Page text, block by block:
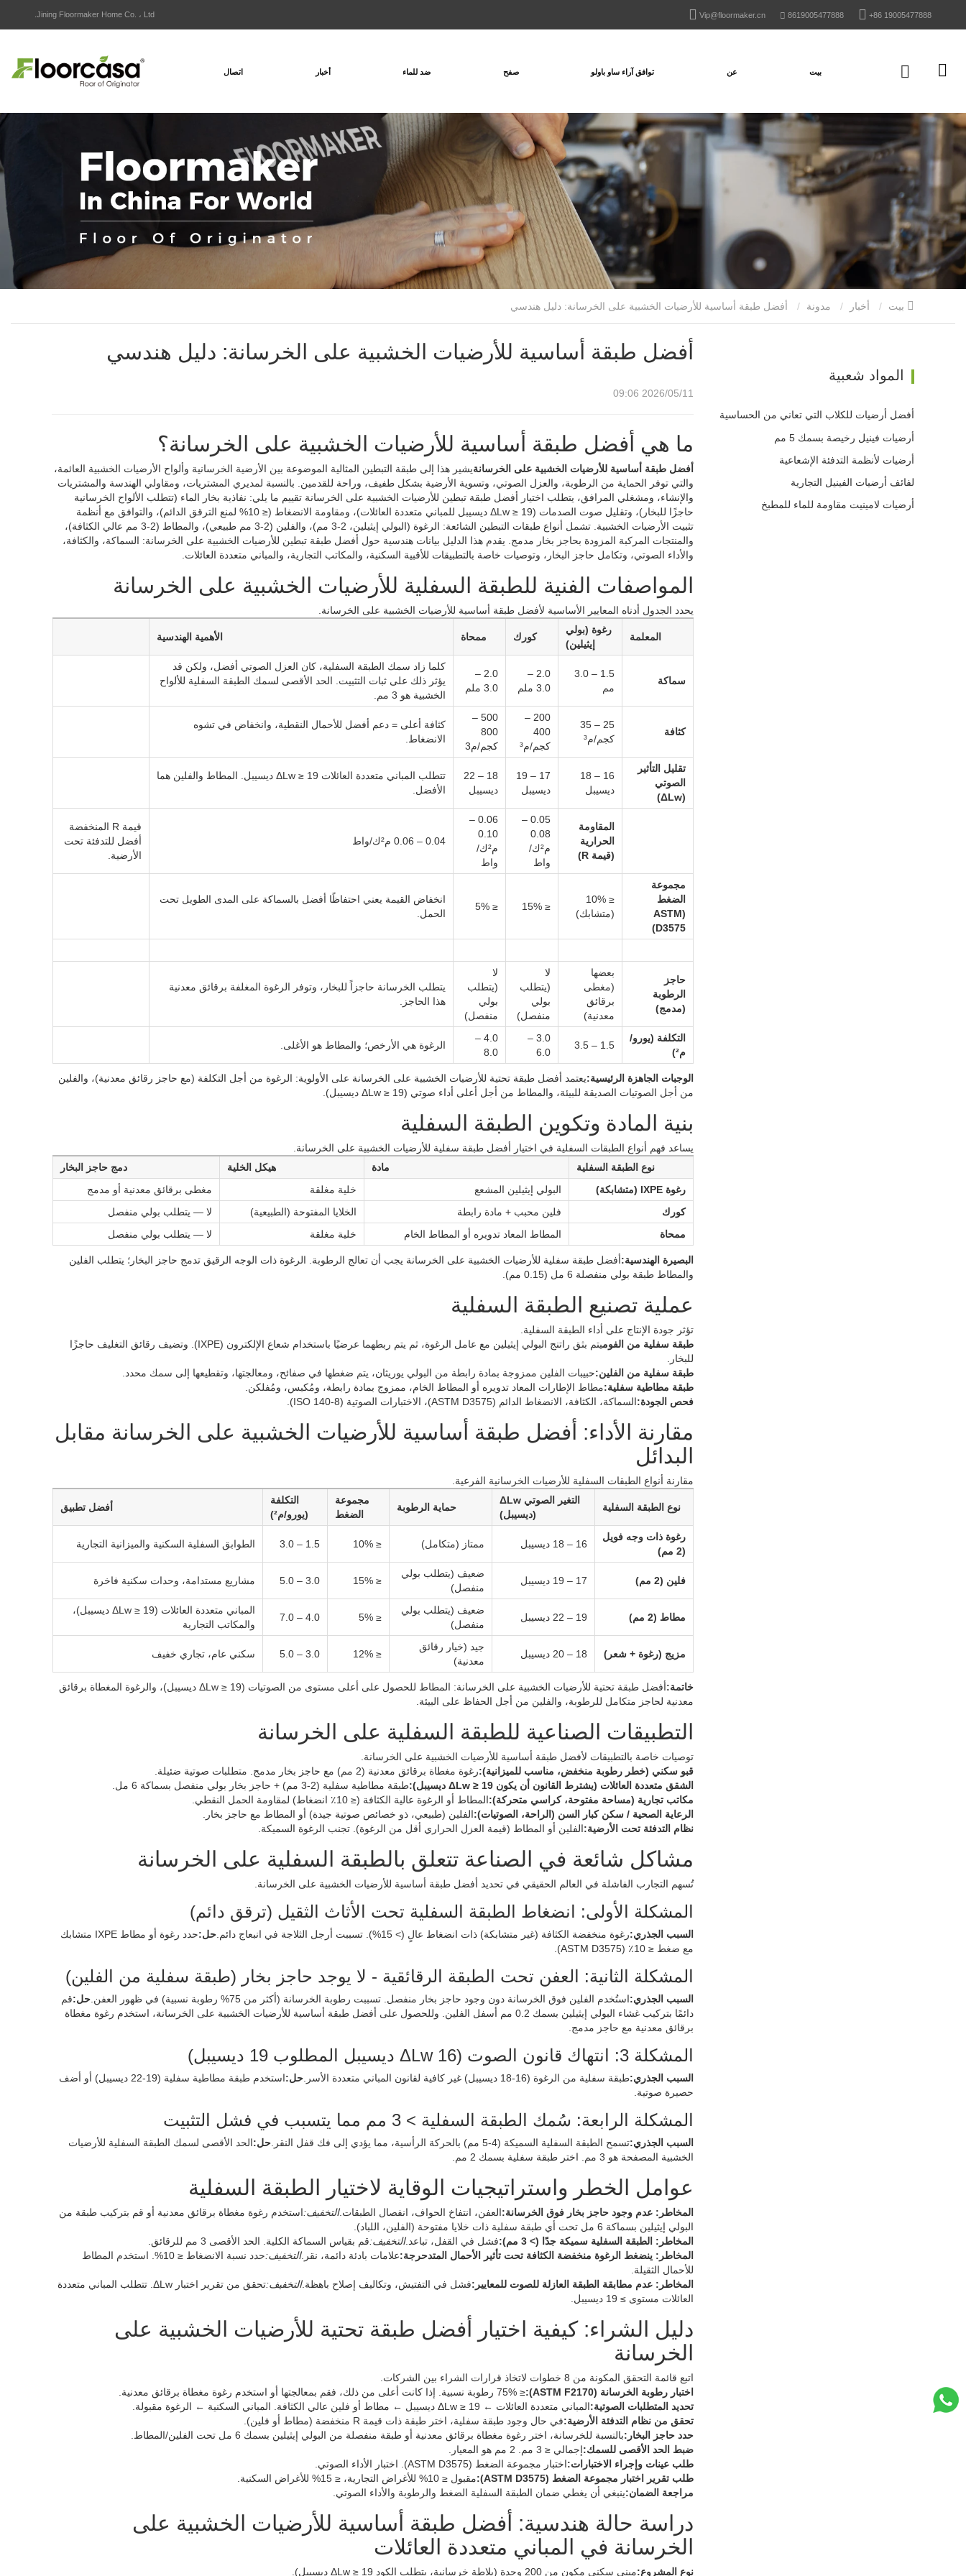
Jining Floormaker Home Co. ، Ltd. +86 19005477888
8619005477888
Vip@floormaker.cn
بيت عن توافق آراء ساو باولو صفح ضد للماء أخبار اتصال
أخبار مدونة
أفضل طبقة أساسية للأرضيات الخشبية على الخرسانة: دليل هندسي
2026/05/11 09:06
ما هي أفضل طبقة أساسية للأرضيات الخشبية على الخرسانة؟
أفضل طبقة أساسية للأرضيات الخشبية على الخرسانةيشير هذا إلى طبقة التبطين المثالية الموضوعة بين الأرضية الخرسانية وألواح الأرضيات الخشبية العائمة،
والتي توفر الحماية من الرطوبة، والعزل الصوتي، وتسوية الأرضية بشكل طفيف، وراحة للقدمين. بالنسبة لمديري المشتريات، ومقاولي الهندسة والمشتريات
والإنشاء، ومشغلي المرافق، يتطلب اختيار أفضل طبقة تبطين للأرضيات الخشبية على الخرسانة تقييم ما يلي: نفاذية بخار الماء (تتطلب الألواح الخرسانية
حاجزًا للبخار)، وتقليل صوت الصدمات (ΔLw ≥ 19 ديسيبل للمباني متعددة العائلات)، ومقاومة الانضغاط (≤ 10% لمنع الترقق الدائم)، والتوافق مع أنظمة
تثبيت الأرضيات الخشبية. تشمل أنواع طبقات التبطين الشائعة: الرغوة (البولي إيثيلين، 2-3 مم)، والفلين (2-3 مم طبيعي)، والمطاط (2-3 مم عالي الكثافة)،
والمنتجات المركبة المزودة بحاجز بخار مدمج. يقدم هذا الدليل بيانات هندسية حول أفضل طبقة تبطين للأرضيات الخشبية على الخرسانة: السماكة، والكثافة،
والأداء الصوتي، وتكامل حاجز البخار، وتوصيات خاصة بالتطبيقات للأقبية السكنية، والمكاتب التجارية، والمباني متعددة العائلات.
المواصفات الفنية للطبقة السفلية للأرضيات الخشبية على الخرسانة
يحدد الجدول أدناه المعايير الأساسية لأفضل طبقة أساسية للأرضيات الخشبية على الخرسانة.
المعلمة
رغوة (بولي
إيثيلين)
كورك ممحاة الأهمية الهندسية
سماكة
1.5 – 3.0
مم
2.0 –
3.0 ملم
2.0 –
3.0 ملم
كلما زاد سمك الطبقة السفلية، كان العزل الصوتي أفضل، ولكن قد
يؤثر ذلك على ثبات التثبيت. الحد الأقصى لسمك الطبقة السفلية للألواح
الخشبية هو 3 مم.
كثافة
25 – 35
كجم/م³
200 –
400
كجم/م³
500 –
800
كجم/م3
كثافة أعلى = دعم أفضل للأحمال النقطية، وانخفاض في تشوه
الانضغاط.
تقليل التأثير
الصوتي
(ΔLw)
16 – 18
ديسيبل
17 – 19
ديسيبل
18 – 22
ديسيبل
تتطلب المباني متعددة العائلات ΔLw ≥ 19 ديسيبل. المطاط والفلين هما
الأفضل.
المقاومة
الحرارية
(قيمة R)
0.05 –
0.08
م²ك/
واط
0.06 –
0.10
م²ك/
واط
0.04 – 0.06 م²ك/واط
قيمة R المنخفضة
أفضل للتدفئة تحت
الأرضية.
مجموعة
الضغط
(ASTM
D3575)
≤ 10%
(متشابك)
≤ 15%
≤ 5%
انخفاض القيمة يعني احتفاظًا أفضل بالسماكة على المدى الطويل تحت
الحمل.
حاجز
الرطوبة
(مدمج)
بعضها
(مغطى
برقائق
معدنية)
لا
(يتطلب
بولي
منفصل)
لا
(يتطلب
بولي
منفصل)
يتطلب الخرسانة حاجزاً للبخار، وتوفر الرغوة المغلفة برقائق معدنية
هذا الحاجز.
التكلفة (يورو/
م²)
1.5 – 3.5
3.0 –
6.0
4.0 –
8.0
الرغوة هي الأرخص؛ والمطاط هو الأغلى.
الوجبات الجاهزة الرئيسية:يعتمد أفضل طبقة تحتية للأرضيات الخشبية على الخرسانة على الأولوية: الرغوة من أجل التكلفة (مع حاجز رقائق معدنية)، والفلين
من أجل الصوتيات الصديقة للبيئة، والمطاط من أجل أعلى أداء صوتي (ΔLw ≥ 19 ديسيبل).
بنية المادة وتكوين الطبقة السفلية
يساعد فهم أنواع الطبقات السفلية في اختيار أفضل طبقة سفلية للأرضيات الخشبية على الخرسانة.
نوع الطبقة السفلية
مادة هيكل الخلية
دمج حاجز البخار
رغوة IXPE (متشابكة)
البولي إيثيلين المشعع خلية مغلقة
مغطى برقائق معدنية أو مدمج
كورك
فلين محبب + مادة رابطة الخلايا المفتوحة (الطبيعية)
لا — يتطلب بولي منفصل
ممحاة
المطاط المعاد تدويره أو المطاط الخام خلية مغلقة لا — يتطلب بولي منفصل
البصيرة الهندسية:أفضل طبقة سفلية للأرضيات الخشبية على الخرسانة يجب أن تعالج الرطوبة. الرغوة ذات الوجه الرقيق تدمج حاجز البخار؛ يتطلب الفلين
والمطاط طبقة بولي منفصلة 6 مل (0.15 مم).
عملية تصنيع الطبقة السفلية
تؤثر جودة الإنتاج على أداء الطبقة السفلية.
طبقة سفلية من الفوم
يتم بثق راتنج البولي إيثيلين مع عامل الرغوة، ثم يتم ربطهما عرضيًا باستخدام شعاع الإلكترون (IXPE). وتضيف رقائق التغليف حاجزًا
للبخار.
طبقة سفلية من الفلين:حبيبات الفلين ممزوجة بمادة رابطة من البولي يوريثان، يتم ضغطها في صفائح، ومعالجتها، وتقطيعها إلى سمك محدد.
طبقة مطاطية سفلية:مطاط الإطارات المعاد تدويره أو المطاط الخام، ممزوج بمادة رابطة، ومُكبس، ومُفلكن.
فحص الجودة:السماكة، الكثافة، الانضغاط الدائم (ASTM D3575)، الاختبارات الصوتية (ISO 140-8).
مقارنة الأداء: أفضل طبقة أساسية للأرضيات الخشبية على الخرسانة مقابل
البدائل
مقارنة أنواع الطبقات السفلية للأرضيات الخرسانية الفرعية.
نوع الطبقة السفلية
التغير الصوتي ΔLw
(ديسيبل)
حماية الرطوبة
مجموعة
الضغط
التكلفة
(يورو/م²)
أفضل تطبيق
رغوة ذات وجه فويل
(2 مم)
16 – 18 ديسيبل ممتاز (متكامل) ≤ 10%
1.5 – 3.0 الطوابق السفلية السكنية والميزانية التجارية
فلين (2 مم) 17 – 19 ديسيبل
ضعيف (يتطلب بولي
منفصل)
≤ 15%
3.0 – 5.0 مشاريع مستدامة، وحدات سكنية فاخرة
مطاط (2 مم) 19 – 22 ديسيبل
ضعيف (يتطلب بولي
منفصل)
≤ 5%
4.0 – 7.0
المباني متعددة العائلات (ΔLw ≥ 19 ديسيبل)،
والمكاتب التجارية
مزيج (رغوة + شعر) 18 – 20 ديسيبل
جيد (خيار رقائق
معدنية)
≤ 12%
3.0 – 5.0 سكني عام، تجاري خفيف
خاتمة:
أفضل طبقة تحتية للأرضيات الخشبية على الخرسانة: المطاط للحصول على أعلى مستوى من الصوتيات (ΔLw ≥ 19 ديسيبل)، والرغوة المغطاة برقائق
معدنية لحاجز متكامل للرطوبة، والفلين من أجل الحفاظ على البيئة.
التطبيقات الصناعية للطبقة السفلية على الخرسانة
توصيات خاصة بالتطبيقات لأفضل طبقة أساسية للأرضيات الخشبية على الخرسانة.
قبو سكني (خطر رطوبة منخفض، مناسب للميزانية):رغوة مغطاة برقائق معدنية (2 مم) مع حاجز بخار مدمج. متطلبات صوتية ضئيلة.
الشقق متعددة العائلات (يشترط القانون أن يكون ΔLw ≥ 19 ديسيبل):
طبقة مطاطية سفلية (2-3 مم) + حاجز بخار بولي منفصل بسماكة 6 مل.
مكاتب تجارية (مساحة مفتوحة، كراسي متحركة):المطاط أو الرغوة عالية الكثافة (≤ 10٪ انضغاط) لمقاومة الحمل النقطي.
الرعاية الصحية / سكن كبار السن (الراحة، الصوتيات):الفلين (طبيعي، ذو خصائص صوتية جيدة) أو المطاط مع حاجز بخار.
نظام التدفئة تحت الأرضية:الفلين أو المطاط (قيمة العزل الحراري أقل من الرغوة). تجنب الرغوة السميكة.
مشاكل شائعة في الصناعة تتعلق بالطبقة السفلية على الخرسانة
تُسهم التجارب الفاشلة في العالم الحقيقي في تحديد أفضل طبقة أساسية للأرضيات الخشبية على الخرسانة.
المشكلة الأولى: انضغاط الطبقة السفلية تحت الأثاث الثقيل (ترقق دائم)
السبب الجذري:رغوة منخفضة الكثافة (غير متشابكة) ذات انضغاط عالٍ (> 15%). تسببت أرجل الثلاجة في انبعاج دائم. حل:
حدد رغوة أو مطاط IXPE متشابك
مع ضغط ≤ 10٪ (ASTM D3575).
المشكلة الثانية: العفن تحت الطبقة الرقائقية - لا يوجد حاجز بخار (طبقة سفلية من الفلين)
السبب الجذري:استُخدم الفلين فوق الخرسانة دون وجود حاجز بخار منفصل. تسببت رطوبة الخرسانة (أكثر من 75% رطوبة نسبية) في ظهور العفن. حل:قم
دائمًا بتركيب غشاء البولي إيثيلين بسمك 0.2 مم أسفل الفلين. وللحصول على أفضل طبقة أساسية للأرضيات الخشبية على الخرسانة، استخدم رغوة مغطاة
برقائق معدنية مع حاجز مدمج.
المشكلة 3: انتهاك قانون الصوت (ΔLw 16 ديسيبل المطلوب 19 ديسيبل)
السبب الجذري:طبقة سفلية من الرغوة (16-18 ديسيبل) غير كافية لقانون المباني متعددة الأسر. حل:
استخدم طبقة مطاطية سفلية (19-22 ديسيبل) أو أضف
حصيرة صوتية.
المشكلة الرابعة: سُمك الطبقة السفلية > 3 مم مما يتسبب في فشل التثبيت
السبب الجذري:تسمح الطبقة السفلية السميكة (4-5 مم) بالحركة الرأسية، مما يؤدي إلى فك قفل النقر. حل:الحد الأقصى لسمك الطبقة السفلية للأرضيات
الخشبية المصفحة هو 3 مم. اختر طبقة سفلية بسمك 2 مم.
عوامل الخطر واستراتيجيات الوقاية لاختيار الطبقة السفلية
المخاطر: عدم وجود حاجز بخار فوق الخرسانة:العفن، انتفاخ الحواف، انفصال الطبقات.التخفيف:استخدم رغوة مغطاة برقائق معدنية أو قم بتركيب طبقة من
البولي إيثيلين بسماكة 6 مل تحت أي طبقة سفلية ذات خلايا مفتوحة (الفلين، اللباد).
المخاطر: الطبقة السفلية سميكة جدًا (> 3 مم):
فشل في القفل، تباعد.التخفيف:قم بقياس السماكة الكلية. الحد الأقصى 3 مم للرقائق.
المخاطر: ينضغط الرغوة منخفضة الكثافة تحت تأثير الأحمال المتدحرجة:علامات بادئة دائمة، نقر.التخفيف:
حدد نسبة الانضغاط ≤ 10%. استخدم المطاط
للأحمال الثقيلة.
المخاطر: عدم مطابقة الطبقة العازلة للصوت للمعايير:فشل في التفتيش، وتكاليف إصلاح باهظة.التخفيف:
تحقق من تقرير اختبار ΔLw. تتطلب المباني متعددة
العائلات مستوى ≥ 19 ديسيبل.
دليل الشراء: كيفية اختيار أفضل طبقة تحتية للأرضيات الخشبية على
الخرسانة
اتبع قائمة التحقق المكونة من 8 خطوات لاتخاذ قرارات الشراء بين الشركات.
اختبار رطوبة الخرسانة (ASTM F2170):
≤ 75% رطوبة نسبية. إذا كانت أعلى من ذلك، فقم بمعالجتها أو استخدم رغوة مغطاة برقائق معدنية.
تحديد المتطلبات الصوتية:المباني متعددة العائلات ← ΔLw ≥ 19 ديسيبل ← مطاط أو فلين عالي الكثافة. المباني السكنية ← الرغوة مقبولة.
تحقق من نظام التدفئة الأرضية:في حال وجود طبقة سفلية، اختر طبقة ذات قيمة R منخفضة (مطاط أو فلين).
حدد حاجز البخار:بالنسبة للخرسانة، اختر رغوة مغطاة برقائق معدنية أو طبقة منفصلة من البولي إيثيلين بسمك 6 مل تحت الفلين/المطاط.
ضبط الحد الأقصى للسمك:إجمالي ≤ 3 مم. 2 مم هو المعيار.
طلب عينات وإجراء الاختبارات:اختبار مجموعة الضغط (ASTM D3575). اختبار الأداء الصوتي.
طلب تقرير اختبار مجموعة الضغط (ASTM D3575):
مقبول ≤ 10% للأغراض التجارية، ≤ 15% للأغراض السكنية.
مراجعة الضمان:ينبغي أن يغطي ضمان الطبقة السفلية الضغط والرطوبة والأداء الصوتي.
دراسة حالة هندسية: أفضل طبقة أساسية للأرضيات الخشبية على
الخرسانة في المباني متعددة العائلات
نوع المشروع:مبنى سكني مكون من 200 وحدة (بلاطة خرسانية، يتطلب الكود ΔLw ≥ 19 ديسيبل).
المواد شعبية
أفضل أرضيات للكلاب التي تعاني من الحساسية
أرضيات فينيل رخيصة بسمك 5 مم
أرضيات لأنظمة التدفئة الإشعاعية
لفائف أرضيات الفينيل التجارية
أرضيات لامينيت مقاومة للماء للمطبخ